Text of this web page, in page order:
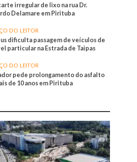
irregular de lixo na rua Dr.
Delamare em Pirituba
DO LEITOR
dificulta passagem de veículos de
particular na Estrada de Taipas
DO LEITOR
pede prolongamento do asfalto
de 10 anos em Pirituba